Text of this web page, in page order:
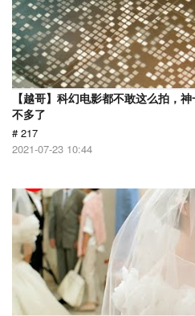
【越哥】科幻电影都不敢这么拍，
不多了
# 217
2021-07-23 10:44